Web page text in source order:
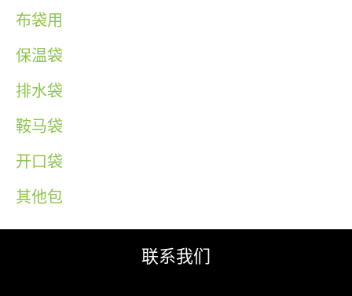
布袋用
保温袋
排水袋
鞍马袋
开口袋
其他包
联系我们